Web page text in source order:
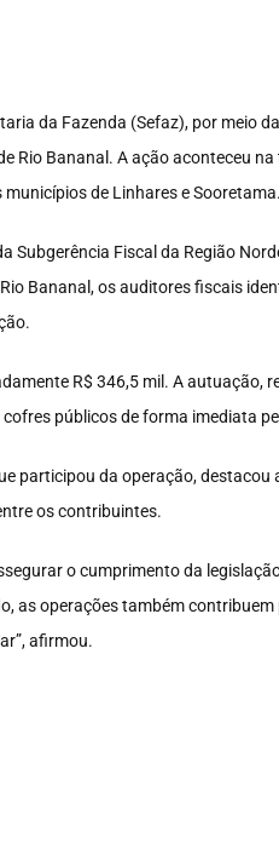
da Fazenda (Sefaz), por meio
Rio Bananal. A ação aconteceu
de Linhares e Sooretama.
Subgerência Fiscal da Região
Bananal, os auditores fiscais
R$ 346,5 mil. A autuação,
públicos de forma imediata
participou da operação,
os contribuintes.
o cumprimento da
as operações também
afirmou.